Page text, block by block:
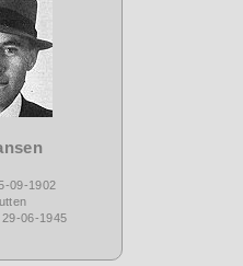
09-1902
06-1945